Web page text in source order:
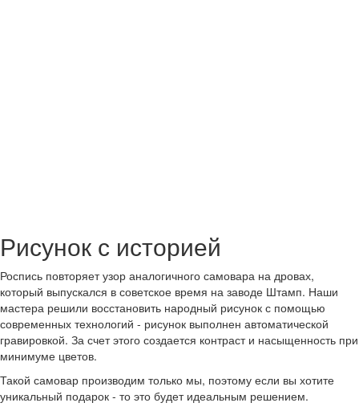
Рисунок с историей
Роспись повторяет узор аналогичного самовара на дровах,
который выпускался в советское время на заводе Штамп. Наши
мастера решили восстановить народный рисунок с помощью
современных технологий - рисунок выполнен автоматической
гравировкой. За счет этого создается контраст и насыщенность при
минимуме цветов.
Такой самовар производим только мы, поэтому если вы хотите
уникальный подарок - то это будет идеальным решением.